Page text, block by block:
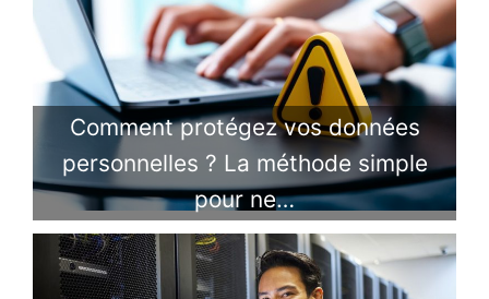
Comment protégez vos données
personnelles ? La méthode simple
pour ne…